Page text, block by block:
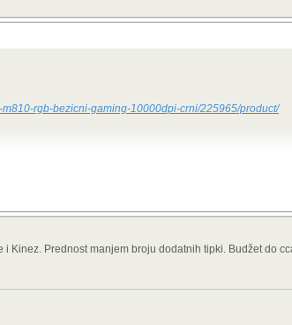
rgb-bezicni-gaming-10000dpi-crni/225965/product/
archelon-m-gaming-330x260mm-crno-crvena/275214/
Kinez. Prednost manjem broju dodatnih tipki. Budžet do